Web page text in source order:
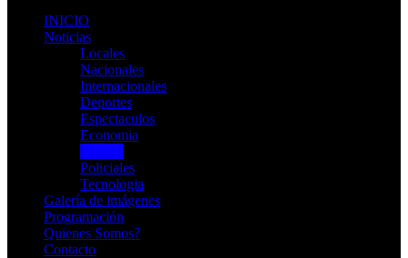
INICIO
Noticias
Locales
Nacionales
Internacionales
Deportes
Espectaculos
Economia
Policiales
Tecnologia
Galería de imágenes
Programación
Quienes Somos?
Contacto